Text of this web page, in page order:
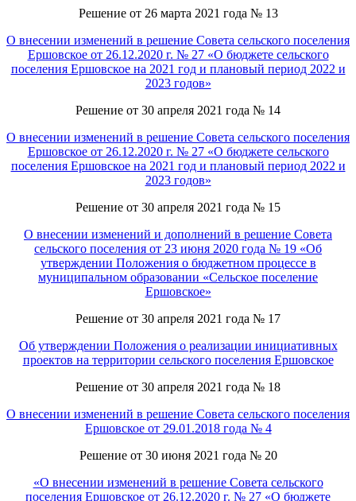
Решение от 26 марта 2021 года № 13
О внесении изменений в решение Совета сельского поселения
Ершовское от 26.12.2020 г. № 27 «О бюджете сельского
поселения Ершовское на 2021 год и плановый период 2022 и
2023 годов»
Решение от 30 апреля 2021 года № 14
О внесении изменений в решение Совета сельского поселения
Ершовское от 26.12.2020 г. № 27 «О бюджете сельского
поселения Ершовское на 2021 год и плановый период 2022 и
2023 годов»
Решение от 30 апреля 2021 года № 15
О внесении изменений и дополнений в решение Совета
сельского поселения от 23 июня 2020 года № 19 «Об
утверждении Положения о бюджетном процессе в
муниципальном образовании «Сельское поселение
Ершовское»
Решение от 30 апреля 2021 года № 17
Об утверждении Положения о реализации инициативных
проектов на территории сельского поселения Ершовское
Решение от 30 апреля 2021 года № 18
О внесении изменений в решение Совета сельского поселения
Ершовское от 29.01.2018 года № 4
Решение от 30 июня 2021 года № 20
«О внесении изменений в решение Совета сельского
поселения Ершовское от 26.12.2020 г. № 27 «О бюджете